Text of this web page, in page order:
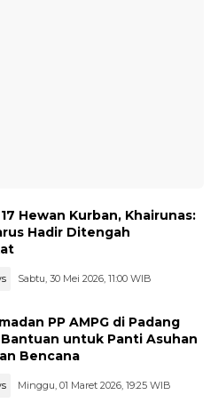
Hewan Kurban, Khairunas:
Hadir Ditengah
Sabtu, 30 Mei 2026, 11:00 WIB
PP AMPG di Padang
untuk Panti Asuhan
Bencana
Minggu, 01 Maret 2026, 19:25 WIB